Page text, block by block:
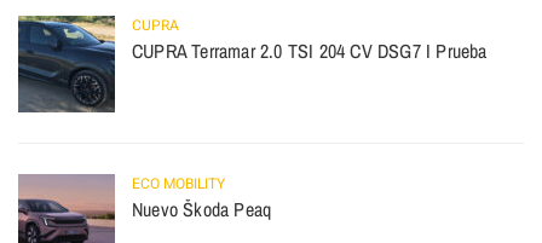
CUPRA
CUPRA Terramar 2.0 TSI 204 CV DSG7 I Prueba
ECO MOBILITY
Nuevo Škoda Peaq